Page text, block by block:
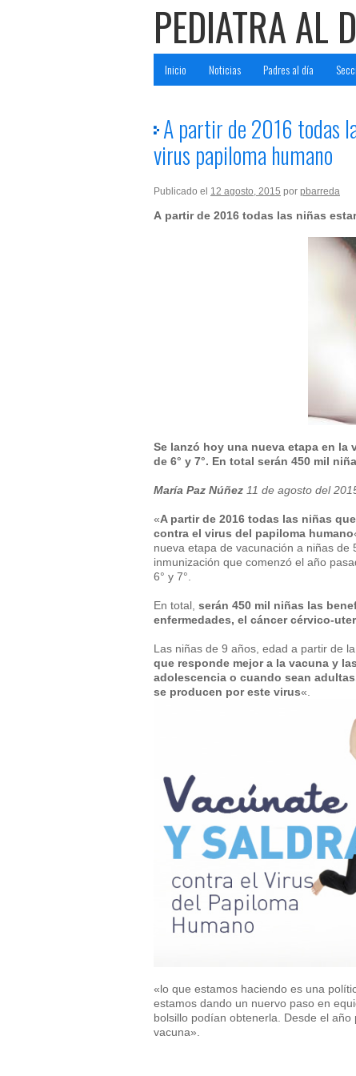
PEDIATRA AL
Inicio Noticias Padres al día
A partir de 2016 todas
virus papiloma humano
Publicado el 12 agosto, 2015 por pbarreda
A partir de 2016 todas las niñas
Se lanzó hoy una nueva etapa en la
de 6° y 7°. En total serán 450 mil
María Paz Núñez 11 de agosto del
«A partir de 2016 todas las niñas
contra el virus del papiloma humano
nueva etapa de vacunación a niñas de
inmunización que comenzó el año
6° y 7°.
En total, serán 450 mil niñas las
enfermedades, el cáncer cérvico-
Las niñas de 9 años, edad a partir de
que responde mejor a la vacuna y
adolescencia o cuando sean
se producen por este virus«.
«lo que estamos haciendo es una
estamos dando un nuervo paso en
bolsillo podían obtenerla. Desde el
vacuna».